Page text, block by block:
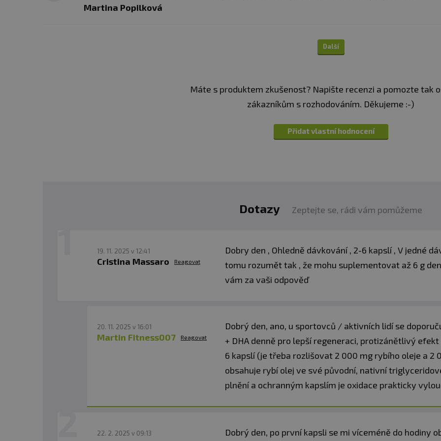
Martina Popilková
Další
Máte s produktem zkušenost? Napište recenzi a pomozte tak
zákazníkům s rozhodováním. Děkujeme :-)
Přidat vlastní hodnocení
Dotazy Zeptejte se, rádi vám pomůžeme
19. 11. 2025 v 12:41
Cristina Massaro Reagovat
Dobry den , Ohledně dávkování , 2-6 kapslí , V jedné
tomu rozumět tak , že mohu suplementovat až 6 g
vám za vaši odpověď
20. 11. 2025 v 16:01
Martin Fitness007 Reagovat
Dobrý den, ano, u sportovců / aktivních lidí se
+ DHA denně pro lepší regeneraci, protizánětlivý
6 kapslí (je třeba rozlišovat 2 000 mg rybího oleje a 2
obsahuje rybí olej ve své původní, nativní
plnění a ochranným kapslím je oxidace prakticky
22. 2. 2025 v 09:13 Dobrý den, po první kapsli se mi víceméně do hodiny